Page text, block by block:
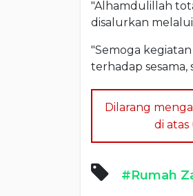
"Alhamdulillah
disalurkan
"Semoga
terhadap sesama,
Dilarang
di
#Rumah